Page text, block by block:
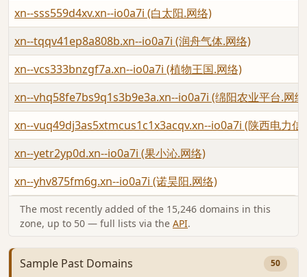
xn--sss559d4xv.xn--io0a7i (白太阳.网络)
xn--tqqv41ep8a808b.xn--io0a7i (润舟气体.网络)
xn--vcs333bnzgf7a.xn--io0a7i (植物王国.网络)
xn--vhq58fe7bs9q1s3b9e3a.xn--io0a7i (绵阳农业平台.网
xn--vuq49dj3as5xtmcus1c1x3acqv.xn--io0a7i (陕西电力信
xn--yetr2yp0d.xn--io0a7i (果小沁.网络)
xn--yhv875fm6g.xn--io0a7i (诺昊阳.网络)
The most recently added of the 15,246 domains in this
zone, up to 50 — full lists via the API.
Sample Past Domains 50